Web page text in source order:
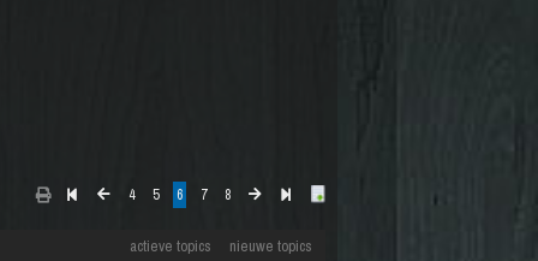
4 5 6 7 8
actieve topics nieuwe topics